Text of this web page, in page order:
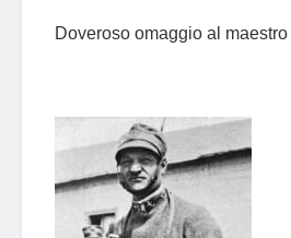
Doveroso omaggio al